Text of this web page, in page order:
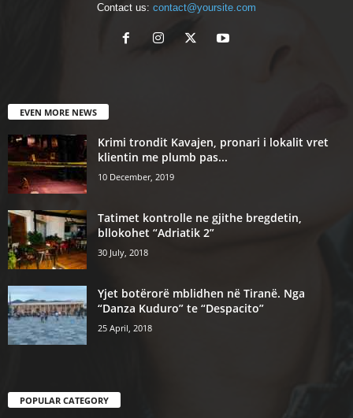
Contact us: contact@yoursite.com
EVEN MORE NEWS
Krimi trondit Kavajen, pronari i lokalit vret
klientin me plumb pas...
10 December, 2019
Tatimet kontrolle ne gjithe bregdetin,
bllokohet “Adriatik 2”
30 July, 2018
Yjet botërorë mblidhen në Tiranë. Nga
“Danza Kuduro” te “Despacito”
25 April, 2018
POPULAR CATEGORY